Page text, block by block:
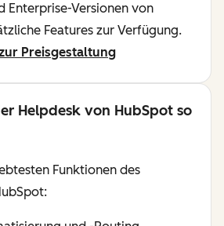
Enterprise-Versionen von
Features zur Verfügung.
Preisgestaltung
Helpdesk von HubSpot so
Funktionen des